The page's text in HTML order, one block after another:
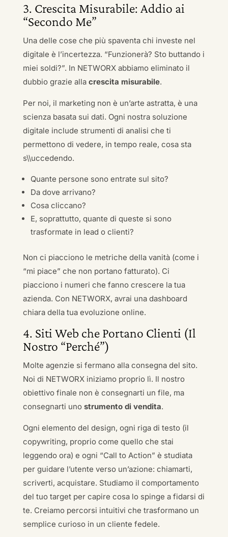
3. Crescita Misurabile: Addio ai
“Secondo Me”
Una delle cose che più spaventa chi investe nel
digitale è l’incertezza. “Funzionerà? Sto buttando i
miei soldi?”. In NETWORX abbiamo eliminato il
dubbio grazie alla crescita misurabile.
Per noi, il marketing non è un’arte astratta, è una
scienza basata sui dati. Ogni nostra soluzione
digitale include strumenti di analisi che ti
permettono di vedere, in tempo reale, cosa sta
s\\uccedendo.
Quante persone sono entrate sul sito?
Da dove arrivano?
Cosa cliccano?
E, soprattutto, quante di queste si sono
trasformate in lead o clienti?
Non ci piacciono le metriche della vanità (come i
“mi piace” che non portano fatturato). Ci
piacciono i numeri che fanno crescere la tua
azienda. Con NETWORX, avrai una dashboard
chiara della tua evoluzione online.
4. Siti Web che Portano Clienti (Il
Nostro “Perché”)
Molte agenzie si fermano alla consegna del sito.
Noi di NETWORX iniziamo proprio lì. Il nostro
obiettivo finale non è consegnarti un file, ma
consegnarti uno strumento di vendita.
Ogni elemento del design, ogni riga di testo (il
copywriting, proprio come quello che stai
leggendo ora) e ogni “Call to Action” è studiata
per guidare l’utente verso un’azione: chiamarti,
scriverti, acquistare. Studiamo il comportamento
del tuo target per capire cosa lo spinge a fidarsi di
te. Creiamo percorsi intuitivi che trasformano un
semplice curioso in un cliente fedele.